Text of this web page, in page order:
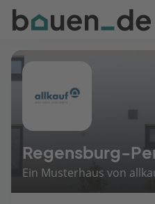
Bauen
Logo
Anmelden
Regensburg-
Ein Musterhaus von